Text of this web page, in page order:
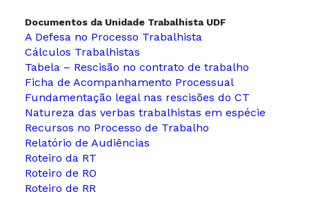
Documentos da Unidade Trabalhista UDF
A Defesa no Processo Trabalhista
Cálculos Trabalhistas
Tabela – Rescisão no contrato de trabalho
Ficha de Acompanhamento Processual
Fundamentação legal nas rescisões do CT
Natureza das verbas trabalhistas em espécie
Recursos no Processo de Trabalho
Relatório de Audiências
Roteiro da RT
Roteiro de RO
Roteiro de RR